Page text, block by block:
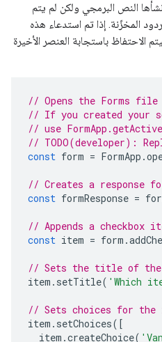
النص البرمجي ولكن لم يتم
المخزّنة. إذا تم استدعاء هذه
الاحتفاظ باستجابة العنصر الأخيرة
// Opens the Forms
// If you created your
// use
// TODO(developer):
const form = FormApp .
// Creates a response
const formResponse =
// Appends a checkbox
const item = form .
// Sets the title of the
item . setTitle( 'Which
// Sets choices for the
item . setChoices([
item .createChoice(